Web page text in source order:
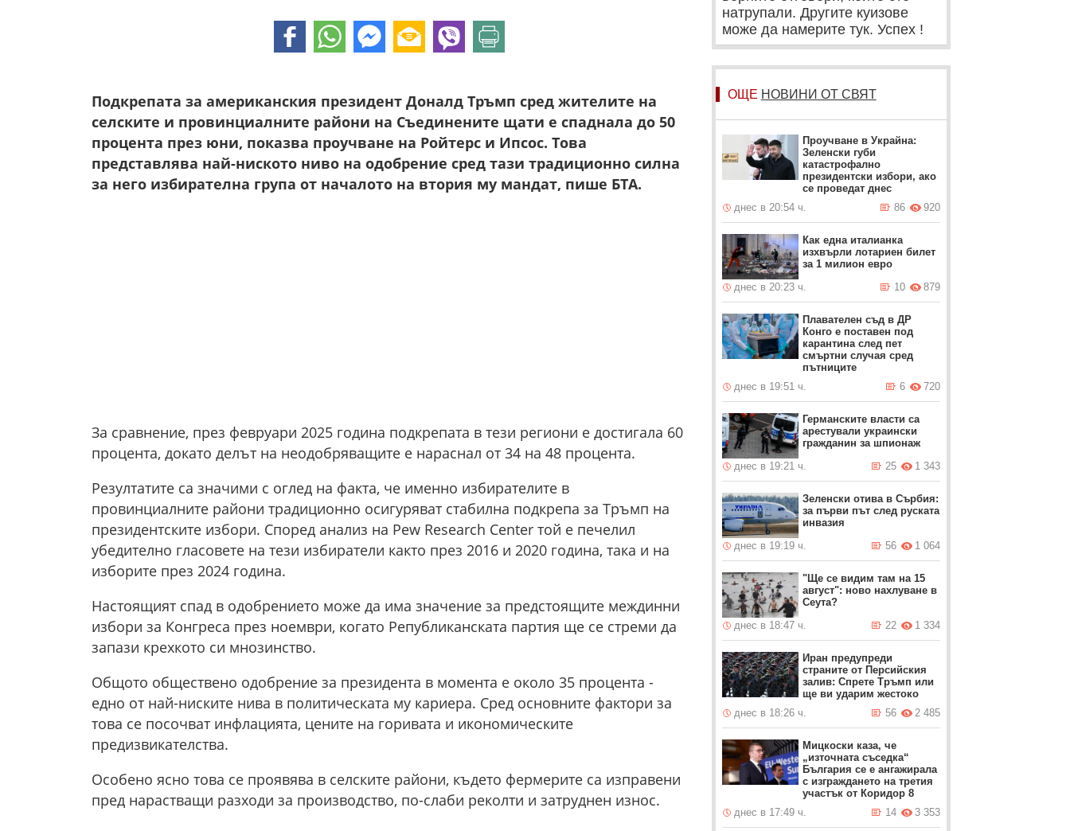
Подкрепата за американския президент Доналд Тръмп сред жителите на
селските и провинциалните райони на Съединените щати е спаднала до 50
процента през юни, показва проучване на Ройтерс и Ипсос. Това
представлява най-ниското ниво на одобрение сред тази традиционно силна
за него избирателна група от началото на втория му мандат, пише БТА.
За сравнение, през февруари 2025 година подкрепата в тези региони е достигала 60
процента, докато делът на неодобряващите е нараснал от 34 на 48 процента.
Резултатите са значими с оглед на факта, че именно избирателите в
провинциалните райони традиционно осигуряват стабилна подкрепа за Тръмп на
президентските избори. Според анализ на Pew Research Center той е печелил
убедително гласовете на тези избиратели както през 2016 и 2020 година, така и на
изборите през 2024 година.
Настоящият спад в одобрението може да има значение за предстоящите междинни
избори за Конгреса през ноември, когато Републиканската партия ще се стреми да
запази крехкото си мнозинство.
Общото обществено одобрение за президента в момента е около 35 процента -
едно от най-ниските нива в политическата му кариера. Сред основните фактори за
това се посочват инфлацията, цените на горивата и икономическите
предизвикателства.
Особено ясно това се проявява в селските райони, където фермерите са изправени
пред нарастващи разходи за производство, по-слаби реколти и затруднен износ.
натрупали. Другите куизове
може да намерите тук. Успех !
ОЩЕ НОВИНИ ОТ СВЯТ
Проучване в Украйна:
Зеленски губи
катастрофално
президентски избори, ако
се проведат днес
днес в 20:54 ч.
920
86
Как една италианка
изхвърли лотариен билет
за 1 милион евро
днес в 20:23 ч.
879
10
Плавателен съд в ДР
Конго е поставен под
карантина след пет
смъртни случая сред
пътниците
днес в 19:51 ч.
720
6
Германските власти са
арестували украински
гражданин за шпионаж
днес в 19:21 ч.
1 343
25
Зеленски отива в Сърбия:
за първи път след руската
инвазия
днес в 19:19 ч.
1 064
56
"Ще се видим там на 15
август": ново нахлуване в
Сеута?
днес в 18:47 ч.
1 334
22
Иран предупреди
страните от Персийския
залив: Спрете Тръмп или
ще ви ударим жестоко
днес в 18:26 ч.
2 485
56
Мицкоски каза, че
„източната съседка“
България се е ангажирала
с изграждането на третия
участък от Коридор 8
днес в 17:49 ч.
3 353
14